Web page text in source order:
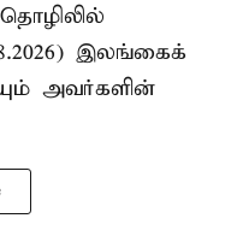
இலங்கைக்
அவர்களின்